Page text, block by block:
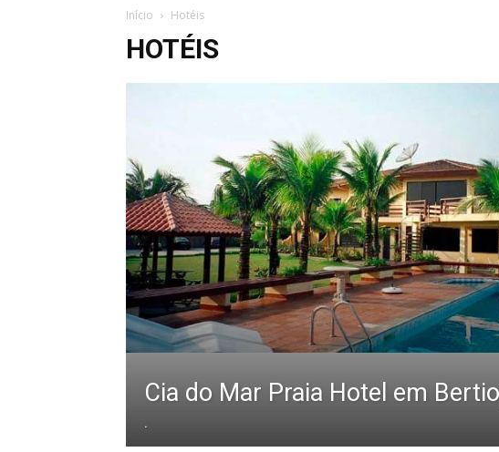
Início Hotéis
HOTÉIS
Cia do Mar Praia Hotel em
.